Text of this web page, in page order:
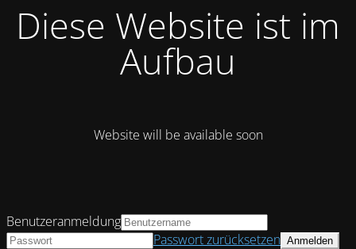
Diese Website ist im
Aufbau
Website will be available soon
Benutzeranmeldung
Passwort zurücksetzen